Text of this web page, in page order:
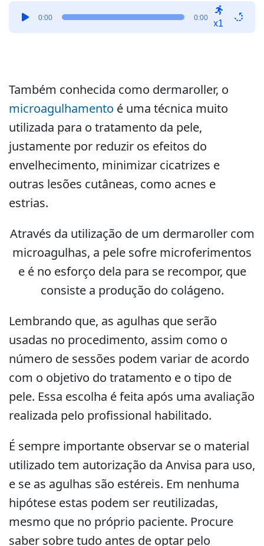
0:00 0:00
x1
Também conhecida como dermaroller, o
microagulhamento é uma técnica muito
utilizada para o tratamento da pele,
justamente por reduzir os efeitos do
envelhecimento, minimizar cicatrizes e
outras lesões cutâneas, como acnes e
estrias.
Através da utilização de um dermaroller com
microagulhas, a pele sofre microferimentos
e é no esforço dela para se recompor, que
consiste a produção do colágeno.
Lembrando que, as agulhas que serão
usadas no procedimento, assim como o
número de sessões podem variar de acordo
com o objetivo do tratamento e o tipo de
pele. Essa escolha é feita após uma avaliação
realizada pelo profissional habilitado.
É sempre importante observar se o material
utilizado tem autorização da Anvisa para uso,
e se as agulhas são estéreis. Em nenhuma
hipótese estas podem ser reutilizadas,
mesmo que no próprio paciente. Procure
saber sobre tudo antes de optar pelo